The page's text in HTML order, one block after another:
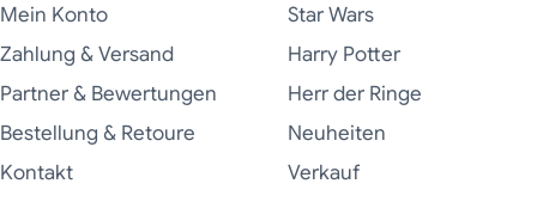
Mein Konto
Zahlung & Versand
Partner & Bewertungen
Bestellung & Retoure
Kontakt
Star Wars
Harry Potter
Herr der Ringe
Neuheiten
Verkauf